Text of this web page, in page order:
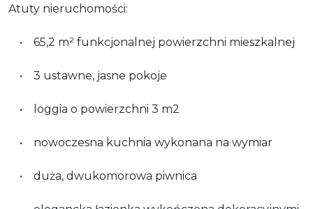
Atuty nieruchomości:
• 65,2 m² funkcjonalnej powierzchni mieszkalnej
• 3 ustawne, jasne pokoje
• loggia o powierzchni 3 m2
• nowoczesna kuchnia wykonana na wymiar
• duża, dwukomorowa piwnica